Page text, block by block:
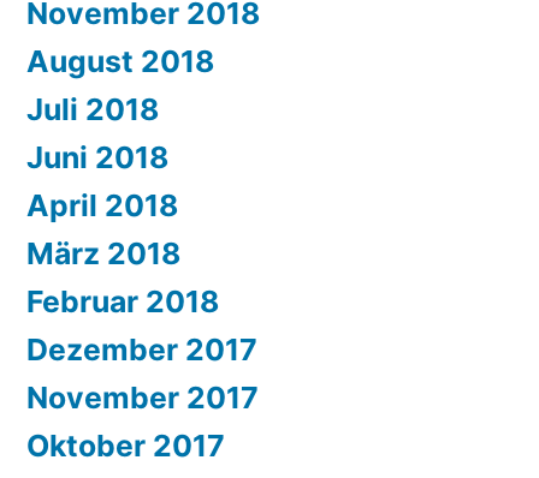
November 2018
August 2018
Juli 2018
Juni 2018
April 2018
März 2018
Februar 2018
Dezember 2017
November 2017
Oktober 2017